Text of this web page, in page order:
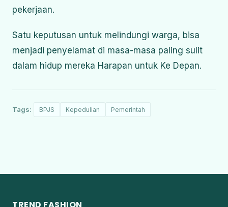
pekerjaan.
Satu keputusan untuk melindungi warga, bisa
menjadi penyelamat di masa-masa paling sulit
dalam hidup mereka Harapan untuk Ke Depan.
Tags: BPJS Kepedulian Pemerintah